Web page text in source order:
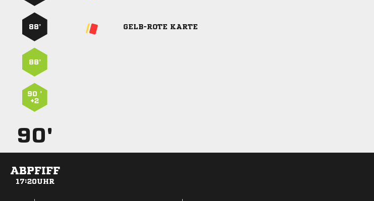
88’ GELB-ROTE KARTE
88’
90 ’
+2
90'
ABPFIFF
17:20UHR